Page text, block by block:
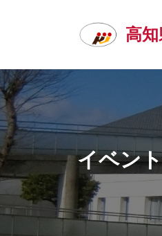
高
イベン